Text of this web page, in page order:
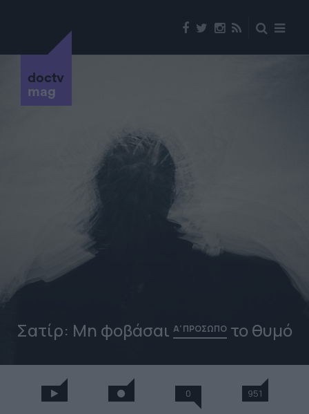
doctv
mag
Σατίρ: Μη φοβάσαι Α' ΠΡΟΣΩΠΟ το θυμό
0 951